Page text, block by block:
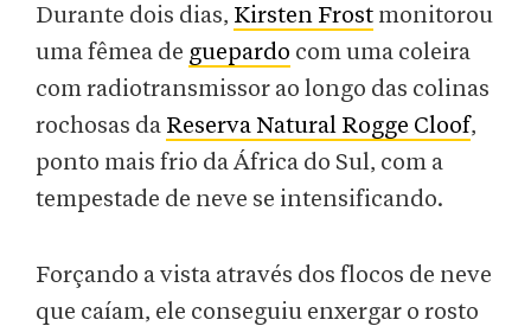
Durante dois dias, Kirsten Frost monitorou
uma fêmea de guepardo com uma coleira
com radiotransmissor ao longo das colinas
rochosas da Reserva Natural Rogge Cloof,
ponto mais frio da África do Sul, com a
tempestade de neve se intensificando.
Forçando a vista através dos flocos de neve
que caíam, ele conseguiu enxergar o rosto